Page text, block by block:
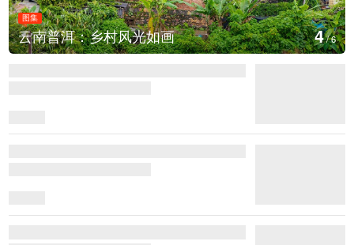
图集
安徽长丰：葡萄丰收采摘忙 5/6